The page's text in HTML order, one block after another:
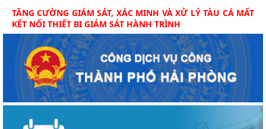
TĂNG CƯỜNG GIÁM SÁT, XÁC MINH VÀ XỬ LÝ TÀU CÁ MẤT
KẾT NỐI THIẾT BỊ GIÁM SÁT HÀNH TRÌNH
Thực hiện các quy định của Luật Thủy sản năm 2017 và chỉ
đạo của Bộ Nông nghiệp và Môi trường về...